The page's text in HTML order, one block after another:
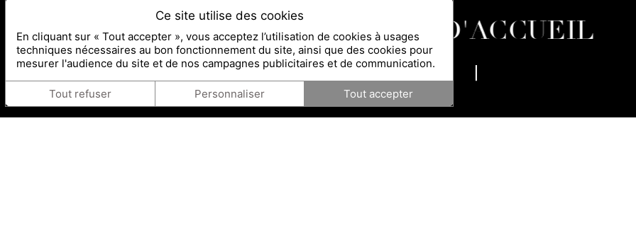
PAGE D'ACCUEIL
Ce site utilise des cookies
En cliquant sur « Tout accepter », vous acceptez l’utilisation de cookies à usages
techniques nécessaires au bon fonctionnement du site, ainsi que des cookies pour
mesurer l'audience du site et de nos campagnes publicitaires et de communication.
Tout refuser Personnaliser Tout accepter